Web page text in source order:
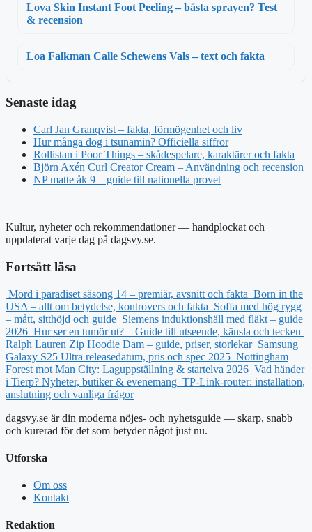
Lova Skin Instant Foot Peeling – bästa sprayen? Test
& recension
Loa Falkman Calle Schewens Vals – text och fakta
Senaste idag
Carl Jan Granqvist – fakta, förmögenhet och liv
Hur många dog i tsunamin? Officiella siffror
Rollistan i Poor Things – skådespelare, karaktärer och fakta
Björn Axén Curl Creator Cream – Användning och recension
NP matte åk 9 – guide till nationella provet
Kultur, nyheter och rekommendationer — handplockat och
uppdaterat varje dag på dagsvy.se.
Fortsätt läsa
Mord i paradiset säsong 14 – premiär, avsnitt och fakta Born in the
USA – allt om betydelse, kontrovers och fakta Soffa med hög rygg
– mått, sitthöjd och guide Siemens induktionshäll med fläkt – guide
2026 Hur ser en tumör ut? – Guide till utseende, känsla och tecken
Ralph Lauren Zip Hoodie Dam – guide, priser, storlekar Samsung
Galaxy S25 Ultra releasedatum, pris och spec 2025 Nottingham
Forest mot Man City: Laguppställning & startelva 2026 Vad händer
i Tierp? Nyheter, butiker & evenemang TP-Link-router: installation,
anslutning och vanliga frågor
dagsvy.se är din moderna nöjes- och nyhetsguide — skarp, snabb
och kurerad för det som betyder något just nu.
Utforska
Om oss
Kontakt
Redaktion